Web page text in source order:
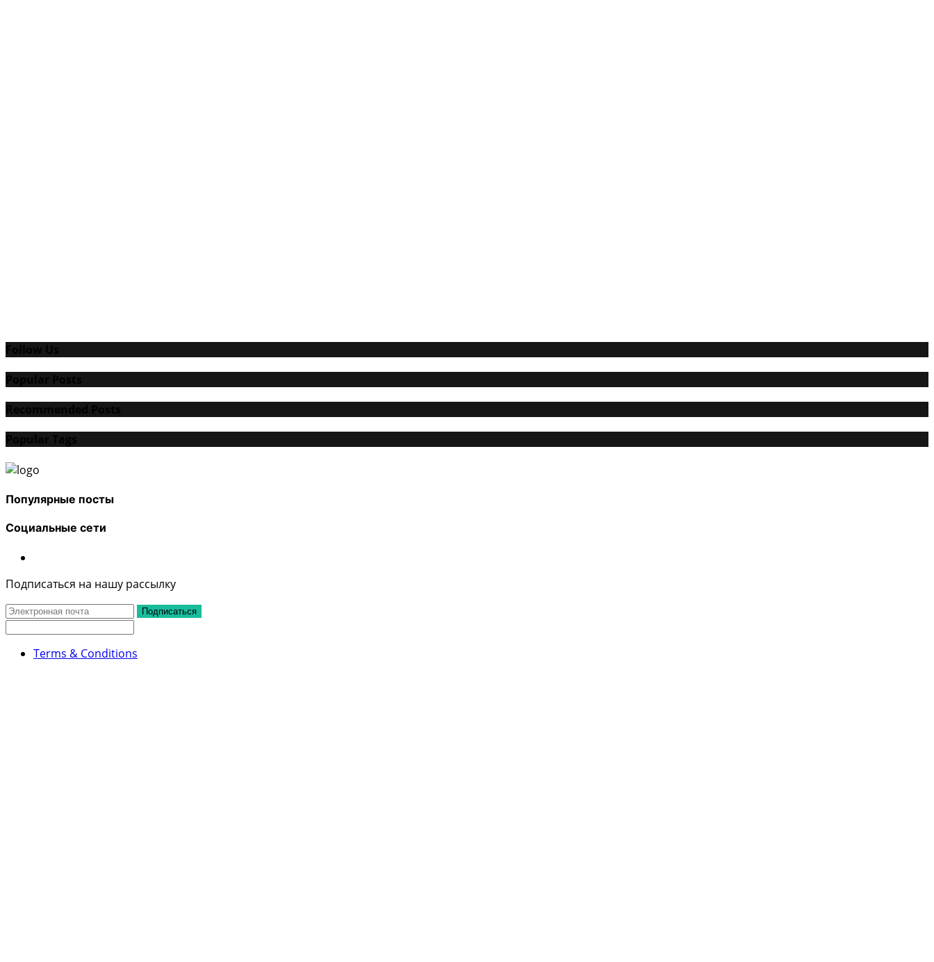
Популярные посты
Социальные сети
Подписаться на нашу рассылку
Подписаться
Terms & Conditions